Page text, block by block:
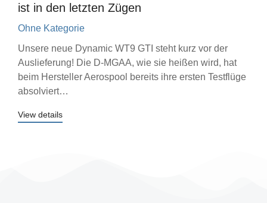
ist in den letzten Zügen
Ohne Kategorie
Unsere neue Dynamic WT9 GTI steht kurz vor der
Auslieferung! Die D-MGAA, wie sie heißen wird, hat
beim Hersteller Aerospool bereits ihre ersten Testflüge
absolviert…
View details